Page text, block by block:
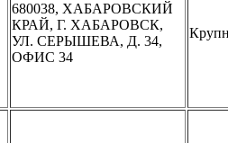
680038, ХАБАРОВСКИЙ
КРАЙ, Г. ХАБАРОВСК,
УЛ. СЕРЫШЕВА, Д. 34,
ОФИС 34